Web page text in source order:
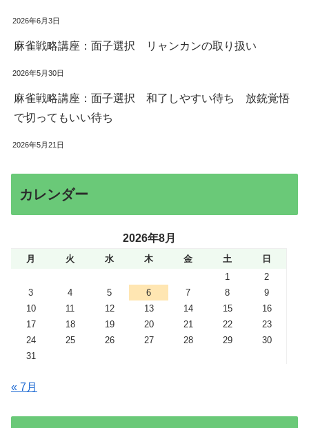
2026年6月3日
麻雀戦略講座：面子選択 リャンカンの取り扱い
2026年5月30日
麻雀戦略講座：面子選択 和了しやすい待ち 放銃覚悟
で切ってもいい待ち
2026年5月21日
カレンダー
2026年8月
月 火 水 木 金 土
日
1
2
3
4 5 6 7 8
9
10
11 12 13 14 15
16
17
18 19 20 21 22
23
24
25 26 27 28 29
30
31
« 7月